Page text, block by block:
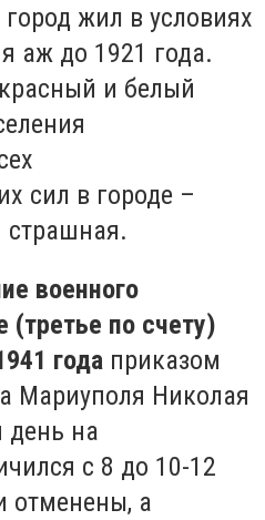
жил в условиях
аж до 1921 года.
и белый
сил в городе –
страшная.
военного
(третье по счету)
года приказом
Мариуполя Николая
день на
с 8 до 10-12
отменены, а